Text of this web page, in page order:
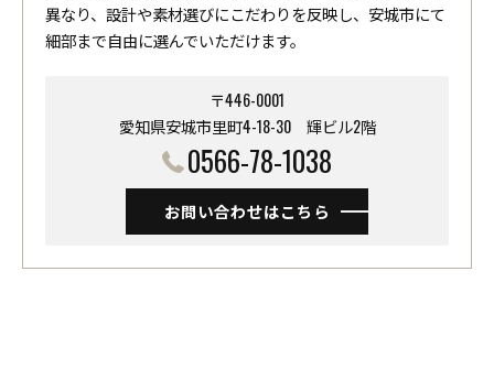
異なり、設計や素材選びにこだわりを反映し、安城市にて
細部まで自由に選んでいただけます。
〒446-0001
愛知県安城市里町4-18-30 ​​​​​​​輝ビル2階
0566-78-1038
お問い合わせはこちら